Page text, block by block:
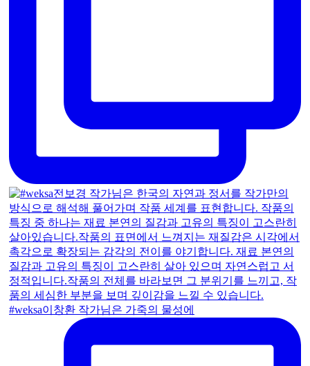
#weksa이창환 작가님은 가죽의 물성에